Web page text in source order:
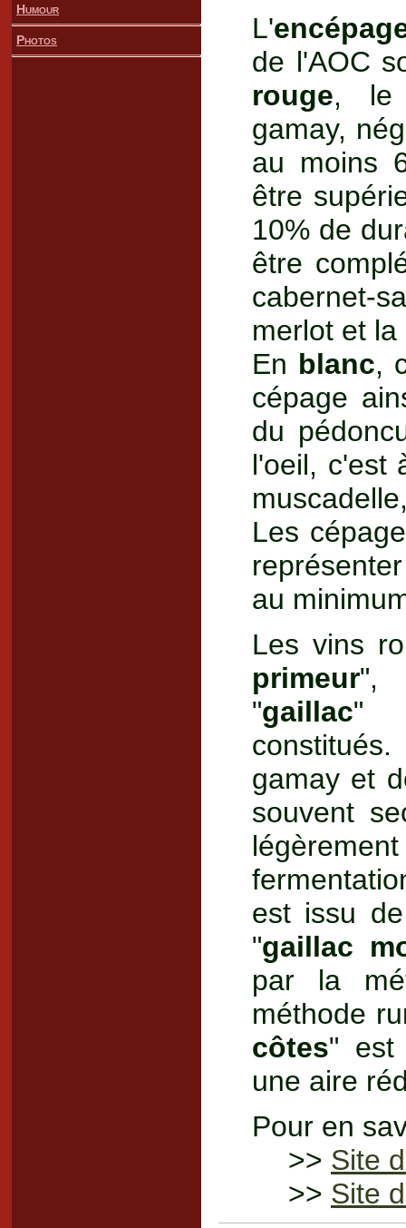
Humour
Photos
L'
de l'AOC
rouge, le
gamay,
au moins
être
10% de
être
cabernet-
merlot et
En blanc,
cépage
du
l'oeil, c'est
Les
au
Les vins
primeur",
"gaillac"
constitués.
gamay et
souvent
est issu
"gaillac
par la
méthode
côtes" est
une aire
Pour en
>> Site
>> Site